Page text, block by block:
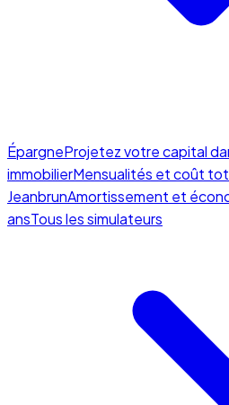
ÉpargneProjetez votre capital
immobilierMensualités et coût
JeanbrunAmortissement et
ansTous les simulateurs